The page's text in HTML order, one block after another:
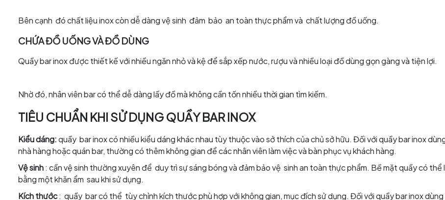
Bên cạnh đó chất liệu inox còn dễ dàng vệ sinh đảm bảo an toàn thực phẩm và chất lượng đồ uống.
CHỨA ĐỒ UỐNG VÀ ĐỒ DÙNG
Quầy bar inox được thiết kế với nhiều ngăn nhỏ và kệ để sắp xếp nước, rượu và nhiều loại đồ dùng gọn gàng và tiện lợi.
Nhờ đó, nhân viên bar có thể dễ dàng lấy đồ mà không cần tốn nhiều thời gian tìm kiếm.
TIÊU CHUẨN KHI SỬ DỤNG QUẦY BAR INOX
Kiểu dáng:quầy bar inox có nhiều kiểu dáng khác nhau tùy thuộc vào sở thích của chủ sở hữu. Đối với quầy bar inox
nhà hàng hoặc quán bar, thường có thêm không gian để các nhân viên làm việc và bàn phục vụ khách hàng.
Vệ sinh: cần vệ sinh thường xuyên để duy trì sự sáng bóng và đảm bảo vệ sinh an toàn thực phẩm. Bề mặt quầy có thể
bằng một khăn ẩm sau khi sử dụng.
Kích thước: quầy bar có thể tùy chỉnh kích thước phù hợp với không gian, mục đích sử dụng. Đối với quầy bar inox